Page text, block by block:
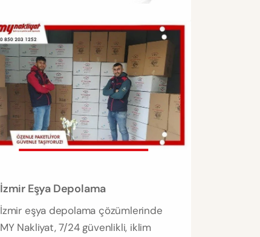
İzmir Eşya Depolama
İzmir eşya depolama çözümlerinde
MY Nakliyat, 7/24 güvenlikli, iklim